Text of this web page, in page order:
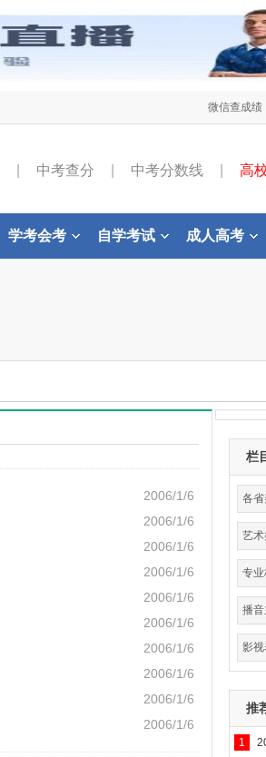
微信查成绩
中考查分 中考分数线 高
学考会考 自学考试 成人高考
2006/1/6
2006/1/6
2006/1/6
2006/1/6
2006/1/6
2006/1/6
2006/1/6
2006/1/6
2006/1/6
2006/1/6
栏
各
艺术
专
播
影
推
1